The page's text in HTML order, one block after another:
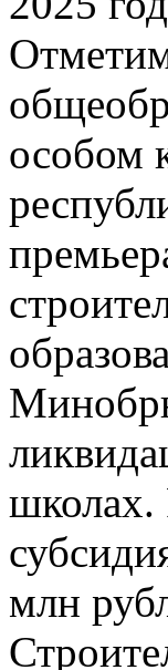
особом
школах.
млн